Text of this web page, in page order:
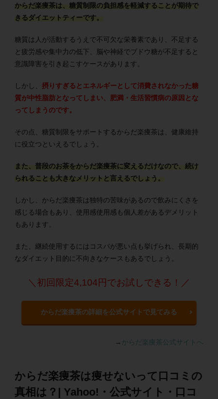
からだ楽痩茶は、糖質制限の負担感を軽減することが期待で
きるダイエットティーです。
糖質は人が活動するうえで不可欠な栄養素であり、不足する
と疲労感や集中力の低下、脳や神経でブドウ糖が不足すると
意識障害を引き起こすケースがあります。
しかし、 摂りすぎるとエネルギーとして消費されなかった糖
質が中性脂肪となってしまい、肥満・生活習慣病の原因とな
ってしまうのです。
その点、糖質制限をサポートするからだ楽痩茶は、健康維持
に役立つといえるでしょう。
また、普段のお茶をからだ楽痩茶に変えるだけなので、続け
られることも大きなメリットと言えるでしょう。
しかし、からだ楽痩茶は独特の苦味があるので飲みにくさを
感じる場合もあり、使用感使用感も個人差があるデメリット
もあります。
また、継続使用するにはコスパが悪い点も挙げられ、長期的
なダイエット目的に不向きなケースもあるでしょう。
＼初回限定4,104円でお試しできる！／
からだ楽痩茶の詳細を公式サイトで見てみる
→ からだ楽痩茶公式サイトへ
からだ楽痩茶は痩せないって口コミの
真相は？| Yahoo!・公式サイト・口コ